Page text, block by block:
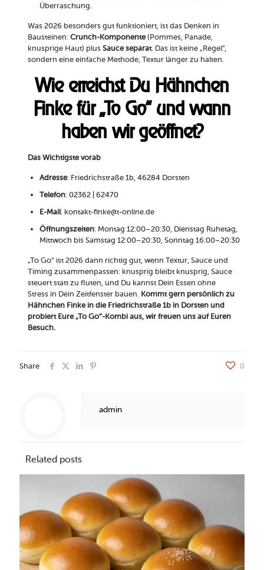
Überraschung.
Was 2026 besonders gut funktioniert, ist das Denken in
Bausteinen: Crunch-Komponente(Pommes, Panade,
knusprige Haut) plus Sauce separat. Das ist keine „Regel“,
sondern eine einfache Methode, Textur länger zu halten.
Wie erreichst Du Hähnchen
Finke für „To Go“ und wann
haben wir geöffnet?
Das Wichtigste vorab
Adresse: Friedrichstraße 1b, 46284 Dorsten
Telefon: 02362 | 62470
E-Mail: kontakt-finke@t-online.de
Öffnungszeiten: Montag 12:00–20:30, Dienstag Ruhetag,
Mittwoch bis Samstag 12:00–20:30, Sonntag 16:00–20:30
„To Go“ ist 2026 dann richtig gut, wenn Textur, Sauce und
Timing zusammenpassen: knusprig bleibt knusprig, Sauce
steuert statt zu fluten, und Du kannst Dein Essen ohne
Stress in Dein Zeitfenster bauen. Kommt gern persönlich zu
Hähnchen Finke in die Friedrichstraße 1b in Dorsten und
probiert Eure „To Go“-Kombi aus, wir freuen uns auf Euren
Besuch.
Share 0
admin
Related posts